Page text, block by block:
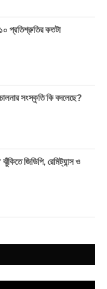
প্রতিশ্রুতির কতটা
সংস্কৃতি কি বদলেছে?
জিডিপি, রেমিট্যান্স ও